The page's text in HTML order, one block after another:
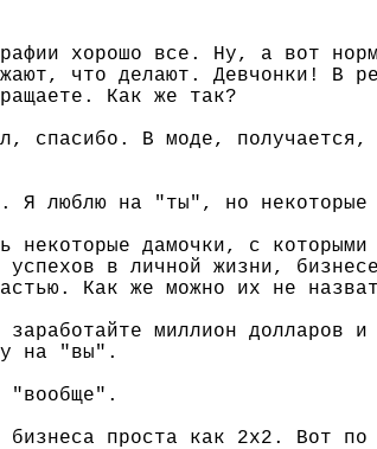
хорошо все. Ну, а вот
что делают. Девчонки! В
Как же так?
спасибо. В моде,
люблю на "ты", но некоторые
некоторые дамочки, с
успехов в личной жизни,
Как же можно их не
миллион долларов
на "вы".
"вообще".
бизнеса проста как 2х2. Вот по